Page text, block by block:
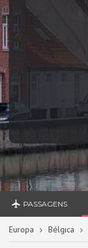
PASSAGENS
Europa Bélgica